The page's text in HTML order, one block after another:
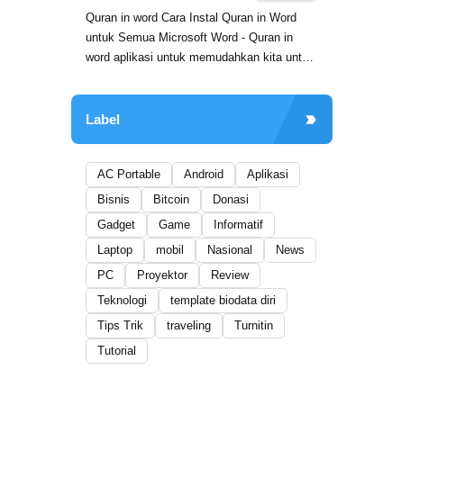
Quran in word Cara Instal Quran in Word
untuk Semua Microsoft Word - Quran in
word aplikasi untuk memudahkan kita untuk
Label
AC Portable Android
Aplikasi
Bisnis
Bitcoin
Donasi
Gadget
Game
Informatif
Laptop
mobil Nasional
News
PC
Proyektor
Review
Teknologi
template biodata diri
Tips Trik
traveling
Turnitin
Tutorial